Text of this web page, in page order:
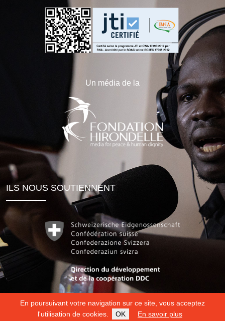
En poursuivant votre navigation sur ce site, vous acceptez
l'utilisation de cookies.
OK En savoir plus
Un média de la
ILS NOUS SOUTIENNENT